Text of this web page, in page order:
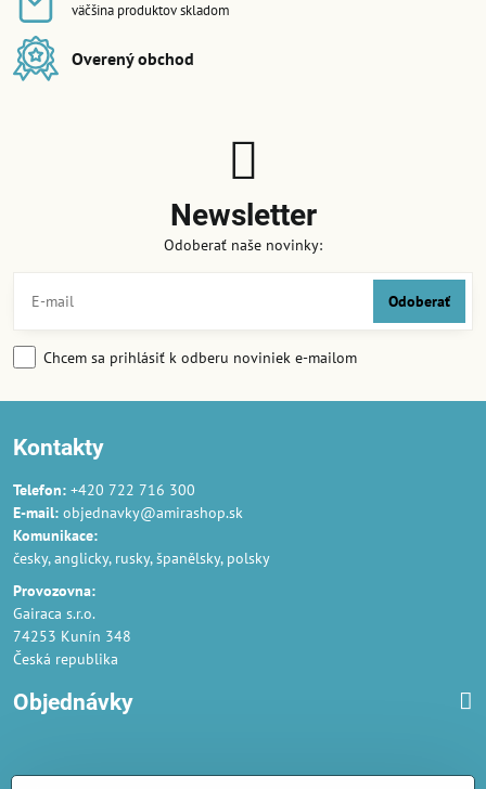
väčšina produktov skladom
Overený obchod
Newsletter
Odoberať naše novinky:
Odoberať
Chcem sa prihlásiť k odberu noviniek e-mailom
Kontakty
Telefon: +420 722 716 300
E-mail: objednavky@amirashop.sk
Komunikace:
česky, anglicky, rusky, španělsky, polsky
Provozovna:
Gairaca s.r.o.
74253 Kunín 348
Česká republika
Objednávky